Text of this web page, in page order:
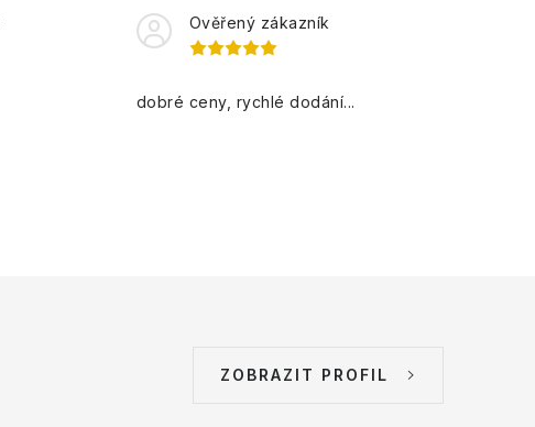
Ověřený zákazník
dobré ceny, rychlé dodání...
ZOBRAZIT PROFIL